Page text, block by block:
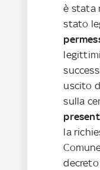
è stata
stato
uscito
sulla
la
decreto